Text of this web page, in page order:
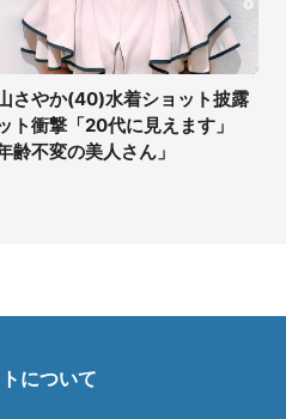
さやか(40)水着ショット披露
ト衝撃「20代に見えます」
年齢不変の美人さん」
について